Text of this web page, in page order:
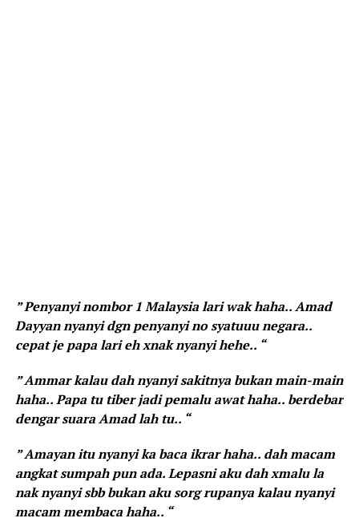
” Penyanyi nombor 1 Malaysia lari wak haha.. Amad
Dayyan nyanyi dgn penyanyi no syatuuu negara..
cepat je papa lari eh xnak nyanyi hehe.. “
” Ammar kalau dah nyanyi sakitnya bukan main-main
haha.. Papa tu tiber jadi pemalu awat haha.. berdebar
dengar suara Amad lah tu.. “
” Amayan itu nyanyi ka baca ikrar haha.. dah macam
angkat sumpah pun ada. Lepasni aku dah xmalu la
nak nyanyi sbb bukan aku sorg rupanya kalau nyanyi
macam membaca haha.. “